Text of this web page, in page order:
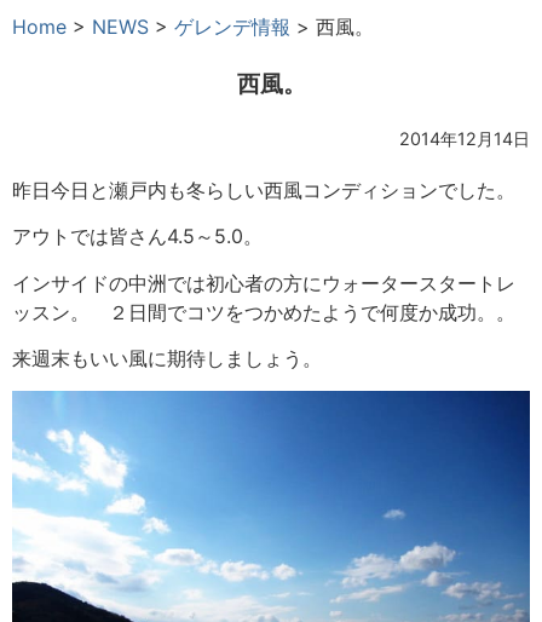
Home > NEWS > ゲレンデ情報 > 西風。
西風。
2014年12月14日
昨日今日と瀬戸内も冬らしい西風コンディションでした。
アウトでは皆さん4.5～5.0。
インサイドの中洲では初心者の方にウォータースタートレ
ッスン。 ２日間でコツをつかめたようで何度か成功。。
来週末もいい風に期待しましょう。